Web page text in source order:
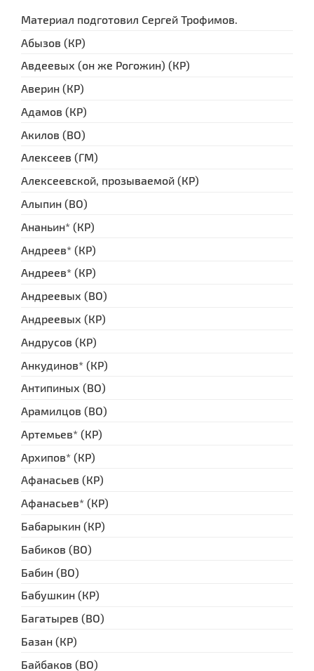
Материал подготовил Сергей Трофимов.
Абызов (КР)
Авдеевых (он же Рогожин) (КР)
Аверин (КР)
Адамов (КР)
Акилов (ВО)
Алексеев (ГМ)
Алексеевской, прозываемой (КР)
Алыпин (ВО)
Ананьин* (КР)
Андреев* (КР)
Андреев* (КР)
Андреевых (ВО)
Андреевых (КР)
Андрусов (КР)
Анкудинов* (КР)
Антипиных (ВО)
Арамилцов (ВО)
Артемьев* (КР)
Архипов* (КР)
Афанасьев (КР)
Афанасьев* (КР)
Бабарыкин (КР)
Бабиков (ВО)
Бабин (ВО)
Бабушкин (КР)
Багатырев (ВО)
Базан (КР)
Байбаков (ВО)